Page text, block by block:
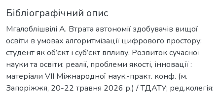
Бібліографічний опис
Мгалоблішвілі А. Втрата автономії здобувачів вищої
освіти в умовах алгоритмізації цифрового простору:
студент як об’єкт і суб’єкт впливу. Розвиток сучасної
науки та освіти: реалії, проблеми якості, інновації :
матеріали VІІ Міжнародної наук.-практ. конф. (м.
Запоріжжя, 20-22 травня 2026 р.) / ТДАТУ; ред.колегія: